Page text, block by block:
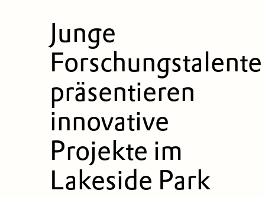
Junge
Forschungstalente
präsentieren
innovative
Projekte im
Lakeside Park